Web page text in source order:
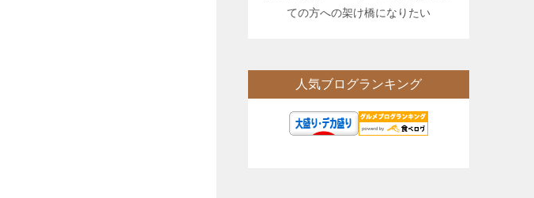
ての方への架け橋になりたい
人気ブログランキング